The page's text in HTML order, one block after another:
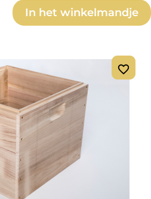
Voer de
In het winkelmandje